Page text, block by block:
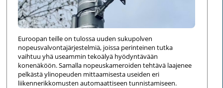
Euroopan teille on tulossa uuden sukupolven
nopeusvalvontajärjestelmiä, joissa perinteinen tutka
vaihtuu yhä useammin tekoälyä hyödyntävään
konenäköön. Samalla nopeuskameroiden tehtävä laajenee
pelkästä ylinopeuden mittaamisesta useiden eri
liikennerikkomusten automaattiseen tunnistamiseen.